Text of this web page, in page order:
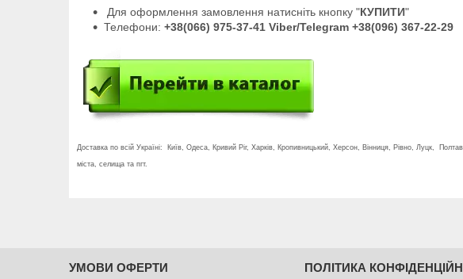
Для оформлення замовлення натисніть кнопку "КУПИТИ"
Телефони: +38(066) 975-37-41 Viber/Telegram +38(096) 367-22-29
Доставка по всій Україні: Київ, Одеса, Кривий Ріг, Харків, Кропивницький, Херсон, Вінниця, Рівно, Луцк,
міста, селища та пгт.
УМОВИ ОФЕРТИ ПОЛІТИКА